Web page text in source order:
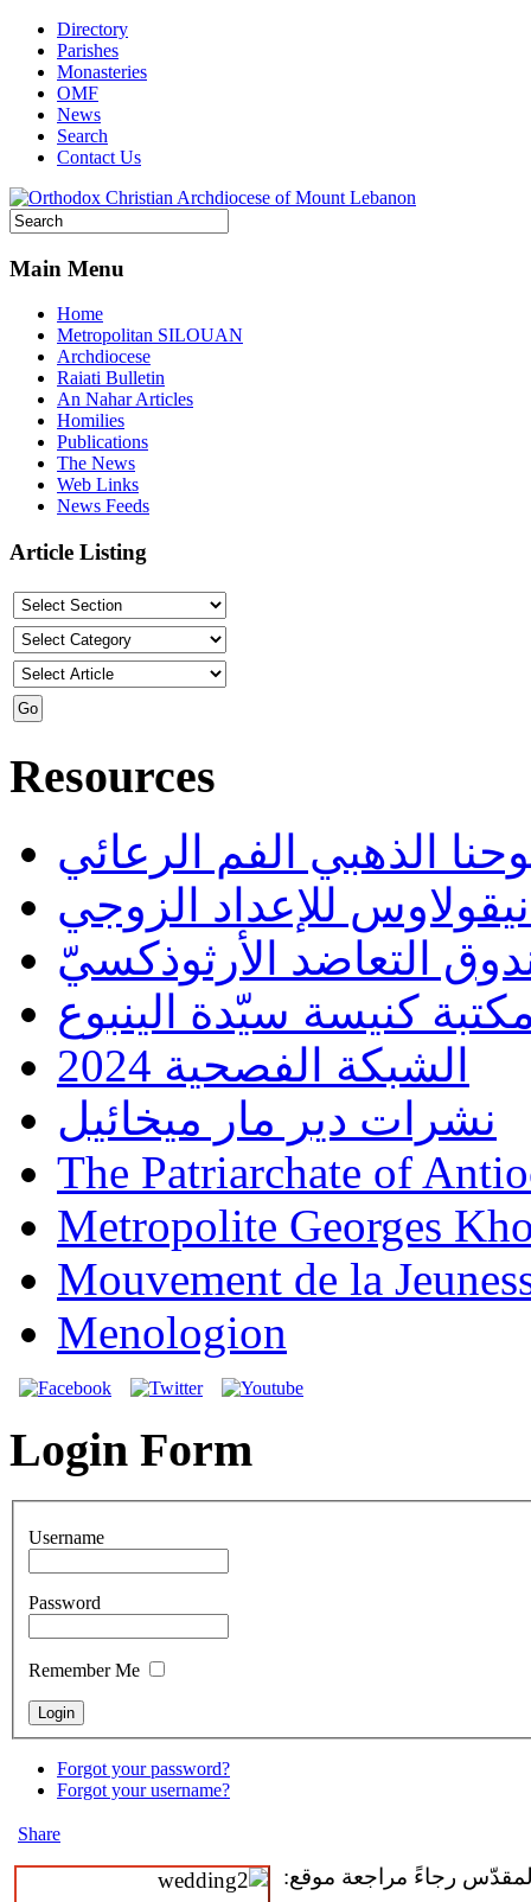
Directory
Parishes
Monasteries
OMF
News
Search
Contact Us
Main Menu
Home
Metropolitan SILOUAN
Archdiocese
Raiati Bulletin
An Nahar Articles
Homilies
Publications
The News
Web Links
News Feeds
Article Listing
Resources
الذهبي الفم الرعائي
للإعداد الزوجي
كنيسة سيّدة الينبوع
الشبكة الفصحية 2024
نشرات دير مار ميخائيل
The Patriarchate of
Metropolite Georges
Mouvement de la
Menologion
Login Form
Username
Password
Remember Me
Forgot your password?
Forgot your username?
Share
رجاءً مراجعة موقع: